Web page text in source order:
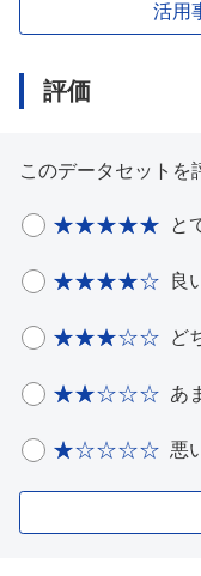
活用
評価
このデータセットを
と
良
ど
あ
悪